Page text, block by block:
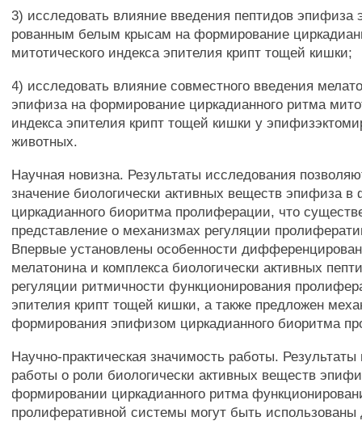
3) исследовать влияние введения пептидов эпифиза
рованным белым крысам на формирование
митотического индекса эпителия крипт тощей кишки;
4) исследовать влияние совместного введения
эпифиза на формирование циркадианного ритма
индекса эпителия крипт тощей кишки у
животных.
Научная новизна. Результаты исследования
значение биологически активных веществ эпифиза
циркадианного биоритма пролиферации, что
представление о механизмах регуляции
Впервые установлены особенности
мелатонина и комплекса биологически активных
регуляции ритмичности функционирования
эпителия крипт тощей кишки, а также предложен
формирования эпифизом циркадианного биоритма
Научно-практическая значимость работы.
работы о роли биологически активных веществ
формировании циркадианного ритма
пролиферативной системы могут быть использованы